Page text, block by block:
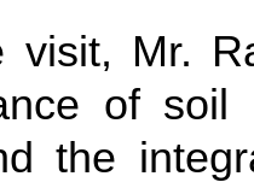
Mr.
of soil
the